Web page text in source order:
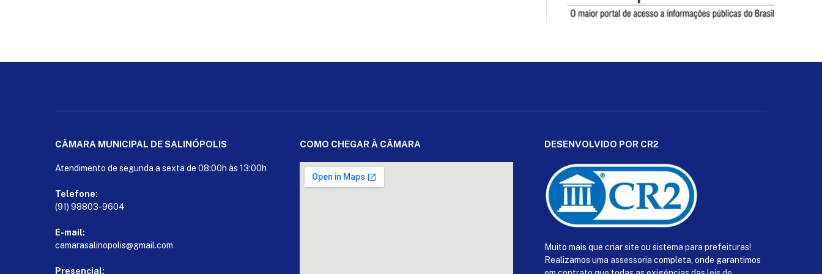
CÂMARA MUNICIPAL DE SALINÓPOLIS
Atendimento de segunda a sexta de 08:00h às 13:00h
Telefone:
(91) 98803-9604
E-mail:
camarasalinopolis@gmail.com
Presencial:
COMO CHEGAR À CÂMARA DESENVOLVIDO POR CR2
Muito mais que criar site ou sistema para prefeituras!
Realizamos uma assessoria completa, onde garantimos